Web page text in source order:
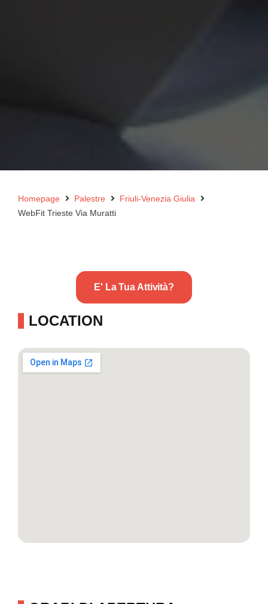
Homepage Palestre
Friuli-Venezia Giulia
WebFit Trieste Via Muratti
E' La Tua Attività?
LOCATION